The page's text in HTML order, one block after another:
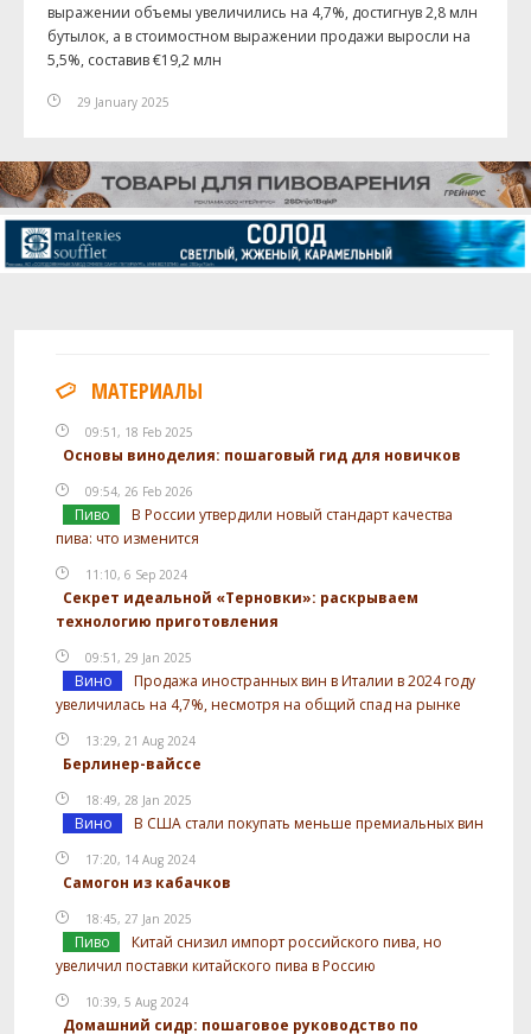
выражении объемы увеличились на 4,7%, достигнув 2,8 млн
бутылок, а в стоимостном выражении продажи выросли на
5,5%, составив €19,2 млн
29 January 2025
МАТЕРИАЛЫ
09:51, 18 Feb 2025
Основы виноделия: пошаговый гид для новичков
09:54, 26 Feb 2026
Пиво
В России утвердили новый стандарт качества
пива: что изменится
11:10, 6 Sep 2024
Секрет идеальной «Терновки»: раскрываем
технологию приготовления
09:51, 29 Jan 2025
Вино
Продажа иностранных вин в Италии в 2024 году
увеличилась на 4,7%, несмотря на общий спад на рынке
13:29, 21 Aug 2024
Берлинер-вайссе
18:49, 28 Jan 2025
Вино В США стали покупать меньше премиальных вин
17:20, 14 Aug 2024
Самогон из кабачков
18:45, 27 Jan 2025
Пиво
Китай снизил импорт российского пива, но
увеличил поставки китайского пива в Россию
10:39, 5 Aug 2024
Домашний сидр: пошаговое руководство по